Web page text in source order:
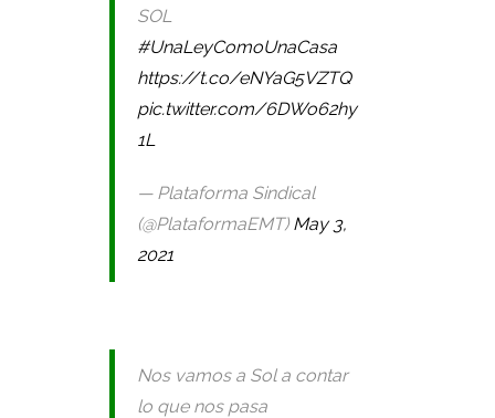
SOL
#UnaLeyComoUnaCasa
https://t.co/eNYaG5VZTQ
pic.twitter.com/6DWo62hy
1L
— Plataforma Sindical
(@PlataformaEMT) May 3,
2021
Nos vamos a Sol a contar
lo que nos pasa